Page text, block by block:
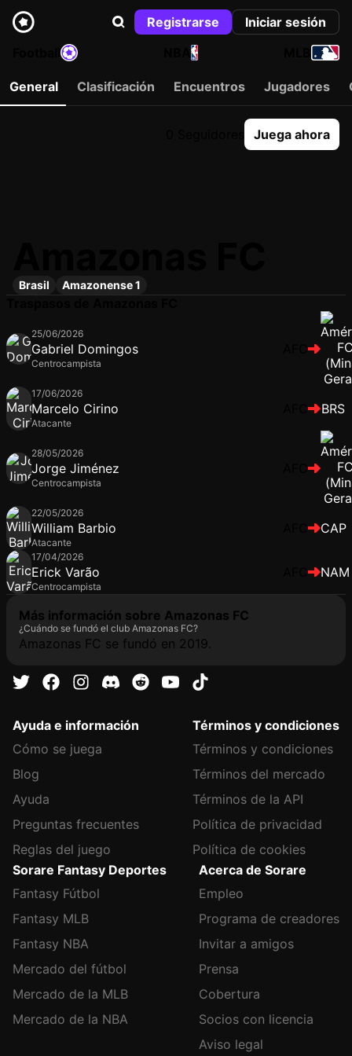
Registrarse
Iniciar sesión
NBA
General Clasificación Encuentros Jugadores
Juega ahora
Brasil Amazonense 1
25/06/2026
Gabriel Domingos
Centrocampista
17/06/2026
Marcelo Cirino
Atacante
BRS
28/05/2026
Jorge Jiménez
Centrocampista
22/05/2026
William Barbio
Atacante
CAP
17/04/2026
Erick Varão
Centrocampista
NAM
Más información sobre Amazonas FC
¿Cuándo se fundó el club Amazonas FC?
Amazonas FC se fundó en 2019.
Ayuda e información
Cómo se juega
Blog
Ayuda
Preguntas frecuentes
Reglas del juego
Términos y condiciones
Términos y condiciones
Términos del mercado
Términos de la API
Política de privacidad
Política de cookies
Sorare Fantasy Deportes
Fantasy Fútbol
Fantasy MLB
Fantasy NBA
Mercado del fútbol
Mercado de la MLB
Mercado de la NBA
Acerca de Sorare
Empleo
Programa de creadores
Invitar a amigos
Prensa
Cobertura
Socios con licencia
Aviso legal